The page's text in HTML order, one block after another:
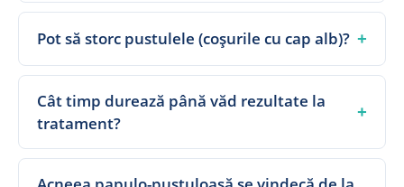
Pot să storc pustulele (coșurile cu cap alb)? +
Cât timp durează până văd rezultate la
tratament?
+